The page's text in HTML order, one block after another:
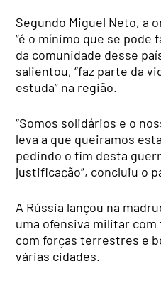
Segundo Miguel Neto, a
“é o mínimo que se pode
da comunidade desse
salientou, “faz parte da
estuda” na região.
“Somos solidários e o
leva a que queiramos
pedindo o fim desta
justificação”, concluiu o
A Rússia lançou na
uma ofensiva militar
com forças terrestres e
várias cidades.